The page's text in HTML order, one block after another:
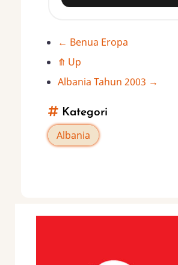
Book
traversal
links
for
← Benua Eropa
⤊ Up
Albania Tahun 2003 →
Kategori
Albania